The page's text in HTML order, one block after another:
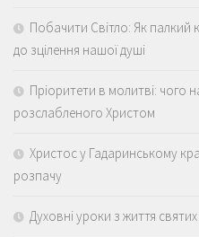
Побачити Світло: Як палкий
до зцілення нашої душі
Пріоритети в молитві: чого
розслабленого Христом
Христос у Гадаринському
розпачу
Духовні уроки з життя